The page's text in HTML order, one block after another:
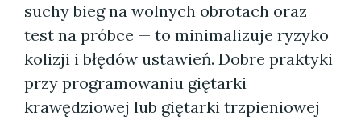
suchy bieg na wolnych obrotach oraz
test na próbce — to minimalizuje ryzyko
kolizji i błędów ustawień. Dobre praktyki
przy programowaniu giętarki
krawędziowej lub giętarki trzpieniowej